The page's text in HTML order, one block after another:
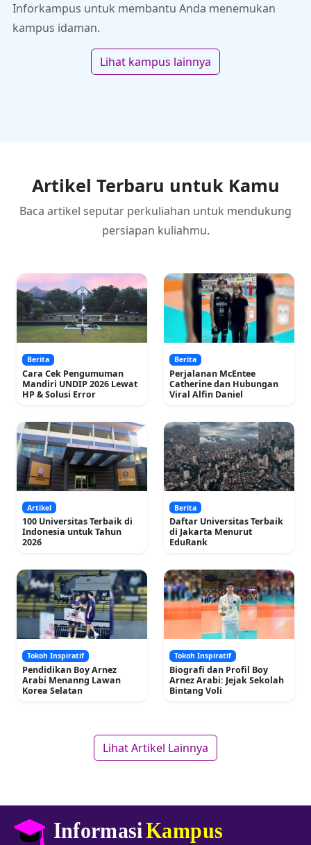
Inforkampus untuk membantu Anda menemukan
kampus idaman.
Lihat kampus lainnya
Artikel Terbaru untuk Kamu
Baca artikel seputar perkuliahan untuk mendukung
persiapan kuliahmu.
Berita
Cara Cek Pengumuman
Mandiri UNDIP 2026 Lewat
HP & Solusi Error
Berita
Perjalanan McEntee
Catherine dan Hubungan
Viral Alfin Daniel
Artikel
100 Universitas Terbaik di
Indonesia untuk Tahun
2026
Berita
Daftar Universitas Terbaik
di Jakarta Menurut
EduRank
Tokoh Inspiratif
Pendidikan Boy Arnez
Arabi Menanng Lawan
Korea Selatan
Tokoh Inspiratif
Biografi dan Profil Boy
Arnez Arabi: Jejak Sekolah
Bintang Voli
Lihat Artikel Lainnya